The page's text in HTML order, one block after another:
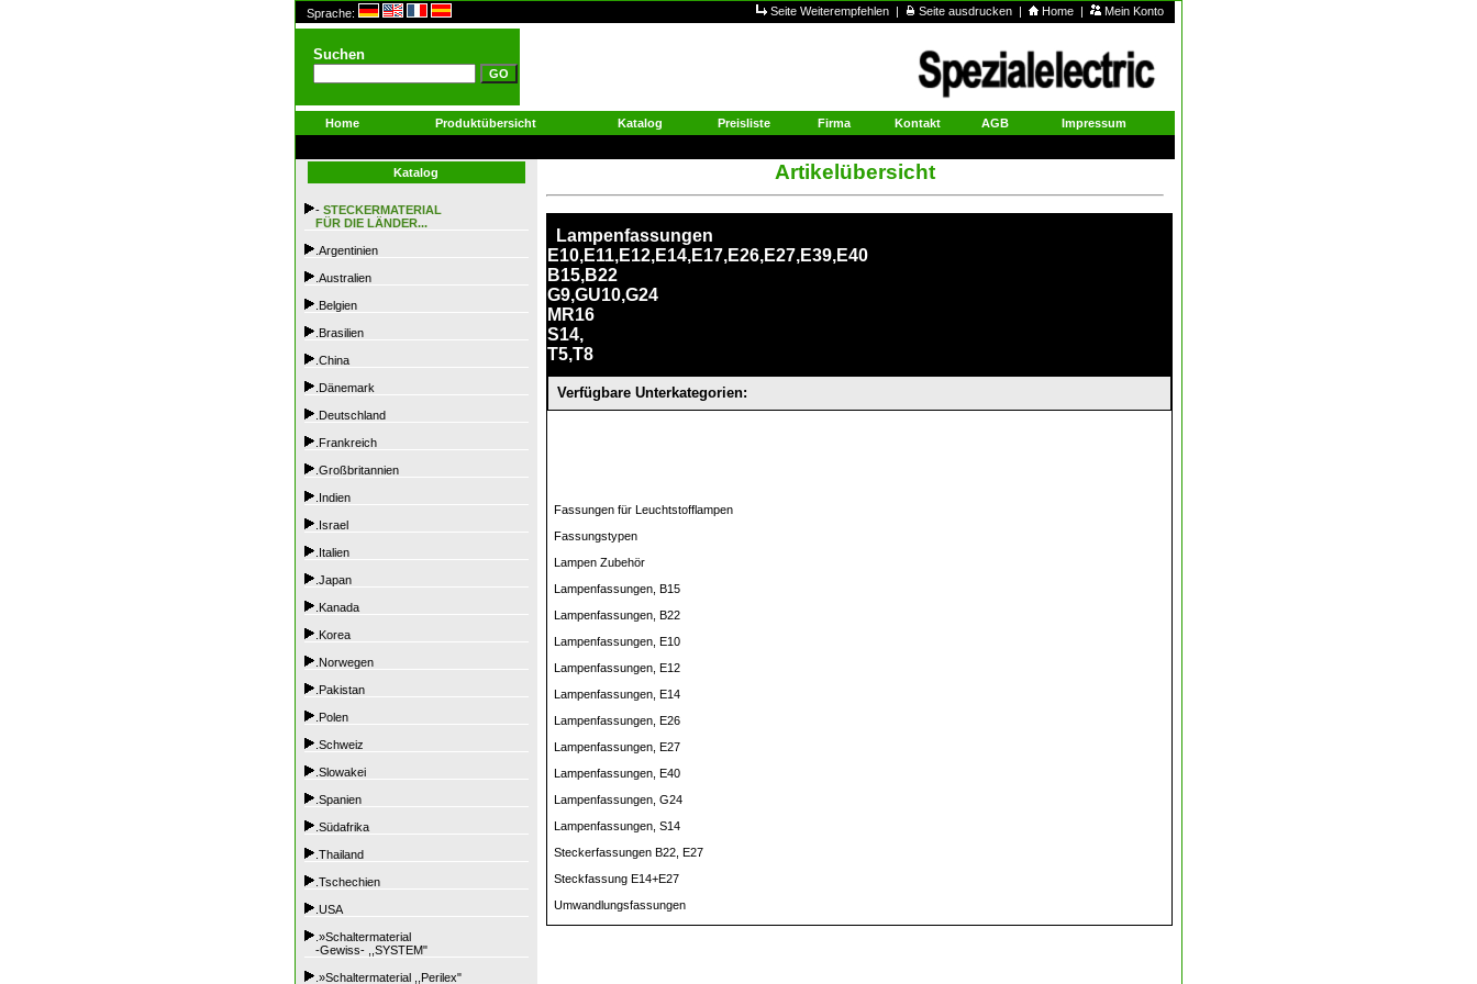
Sprache: Seite Weiterempfehlen | Seite ausdrucken | Home | Mein Konto
Suchen
Home Produktübersicht Katalog Preisliste Firma Kontakt AGB Impressum
Katalog
- STECKERMATERIAL
FÜR DIE LÄNDER...
.Argentinien
.Australien
.Belgien
.Brasilien
.China
.Dänemark
.Deutschland
.Frankreich
.Großbritannien
.Indien
.Israel
.Italien
.Japan
.Kanada
.Korea
.Norwegen
.Pakistan
.Polen
.Schweiz
.Slowakei
.Spanien
.Südafrika
.Thailand
.Tschechien
.USA
.»Schaltermaterial
-Gewiss- ,,SYSTEM"
.»Schaltermaterial ,,Perilex"
Artikelübersicht
Lampenfassungen
E10,E11,E12,E14,E17,E26,E27,E39,E40
B15,B22
G9,GU10,G24
MR16
S14,
T5,T8
Verfügbare Unterkategorien:
Fassungen für Leuchtstofflampen
Fassungstypen
Lampen Zubehör
Lampenfassungen, B15
Lampenfassungen, B22
Lampenfassungen, E10
Lampenfassungen, E12
Lampenfassungen, E14
Lampenfassungen, E26
Lampenfassungen, E27
Lampenfassungen, E40
Lampenfassungen, G24
Lampenfassungen, S14
Steckerfassungen B22, E27
Steckfassung E14+E27
Umwandlungsfassungen